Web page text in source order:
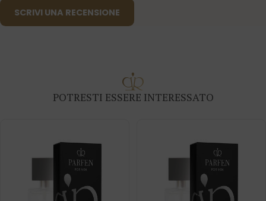
SCRIVI UNA RECENSIONE
POTRESTI ESSERE INTERESSATO